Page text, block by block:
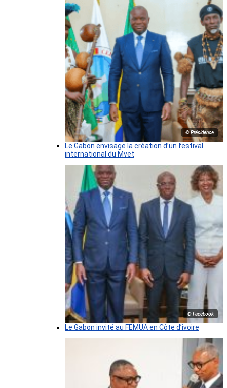
© Présidence
Le Gabon envisage la création d’un festival
international du Mvet
© Facebook
Le Gabon invité au FEMUA en Côte d’ivoire